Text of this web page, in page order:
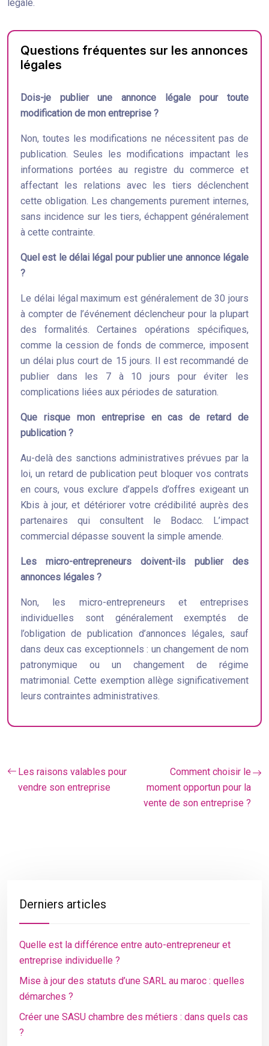
légale.
Questions fréquentes sur les annonces
légales
Dois-je publier une annonce légale pour toute
modification de mon entreprise ?
Non, toutes les modifications ne nécessitent pas de
publication. Seules les modifications impactant les
informations portées au registre du commerce et
affectant les relations avec les tiers déclenchent
cette obligation. Les changements purement internes,
sans incidence sur les tiers, échappent généralement
à cette contrainte.
Quel est le délai légal pour publier une annonce légale
?
Le délai légal maximum est généralement de 30 jours
à compter de l’événement déclencheur pour la plupart
des formalités. Certaines opérations spécifiques,
comme la cession de fonds de commerce, imposent
un délai plus court de 15 jours. Il est recommandé de
publier dans les 7 à 10 jours pour éviter les
complications liées aux périodes de saturation.
Que risque mon entreprise en cas de retard de
publication ?
Au-delà des sanctions administratives prévues par la
loi, un retard de publication peut bloquer vos contrats
en cours, vous exclure d’appels d’offres exigeant un
Kbis à jour, et détériorer votre crédibilité auprès des
partenaires qui consultent le Bodacc. L’impact
commercial dépasse souvent la simple amende.
Les micro-entrepreneurs doivent-ils publier des
annonces légales ?
Non, les micro-entrepreneurs et entreprises
individuelles sont généralement exemptés de
l’obligation de publication d’annonces légales, sauf
dans deux cas exceptionnels : un changement de nom
patronymique ou un changement de régime
matrimonial. Cette exemption allège significativement
leurs contraintes administratives.
Les raisons valables pour
vendre son entreprise
Comment choisir le
moment opportun pour la
vente de son entreprise ?
Derniers articles
Quelle est la différence entre auto-entrepreneur et
entreprise individuelle ?
Mise à jour des statuts d’une SARL au maroc : quelles
démarches ?
Créer une SASU chambre des métiers : dans quels cas
?